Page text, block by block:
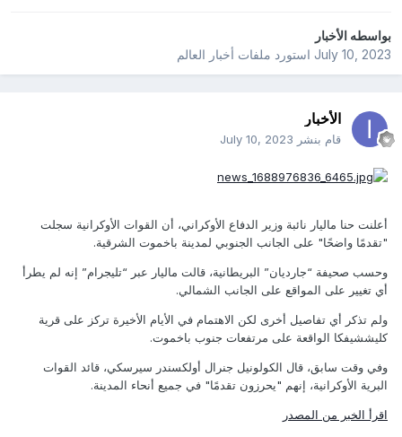
بواسطهالأخبار
July 10, 2023استورد ملفات أخبار العالم
الأخبار
قام بنشر July 10, 2023
أعلنت حنا ماليار نائبة وزير الدفاع الأوكراني، أن القوات الأوكرانية سجلت
"تقدمًا واضحًا" على الجانب الجنوبي لمدينة باخموت الشرقية.
وحسب صحيفة “جارديان” البريطانية، قالت ماليار عبر “تليجرام” إنه لم يطرأ
أي تغيير على المواقع على الجانب الشمالي.
ولم تذكر أي تفاصيل أخرى لكن الاهتمام في الأيام الأخيرة تركز على قرية
كليششيفكا الواقعة على مرتفعات جنوب باخموت.
وفي وقت سابق، قال الكولونيل جنرال أولكسندر سيرسكي، قائد القوات
البرية الأوكرانية، إنهم "يحرزون تقدمًا" في جميع أنحاء المدينة.
اقرأ الخبر من المصدر